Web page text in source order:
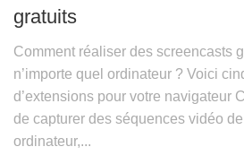
gratuits
Comment réaliser des screencasts
n’importe quel ordinateur ? Voici
d’extensions pour votre navigateur
de capturer des séquences vidéo de
ordinateur,...